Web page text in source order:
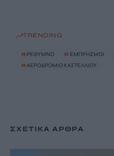
TRENDING
# ΡΕΘΥΜΝΟ # ΕΜΠΡΗΣΜΟΙ
# ΑΕΡΟΔΡΟΜΙΟ ΚΑΣΤΕΛΛΙΟΥ
ΣΧΕΤΙΚΆ ΆΡΘΡΑ